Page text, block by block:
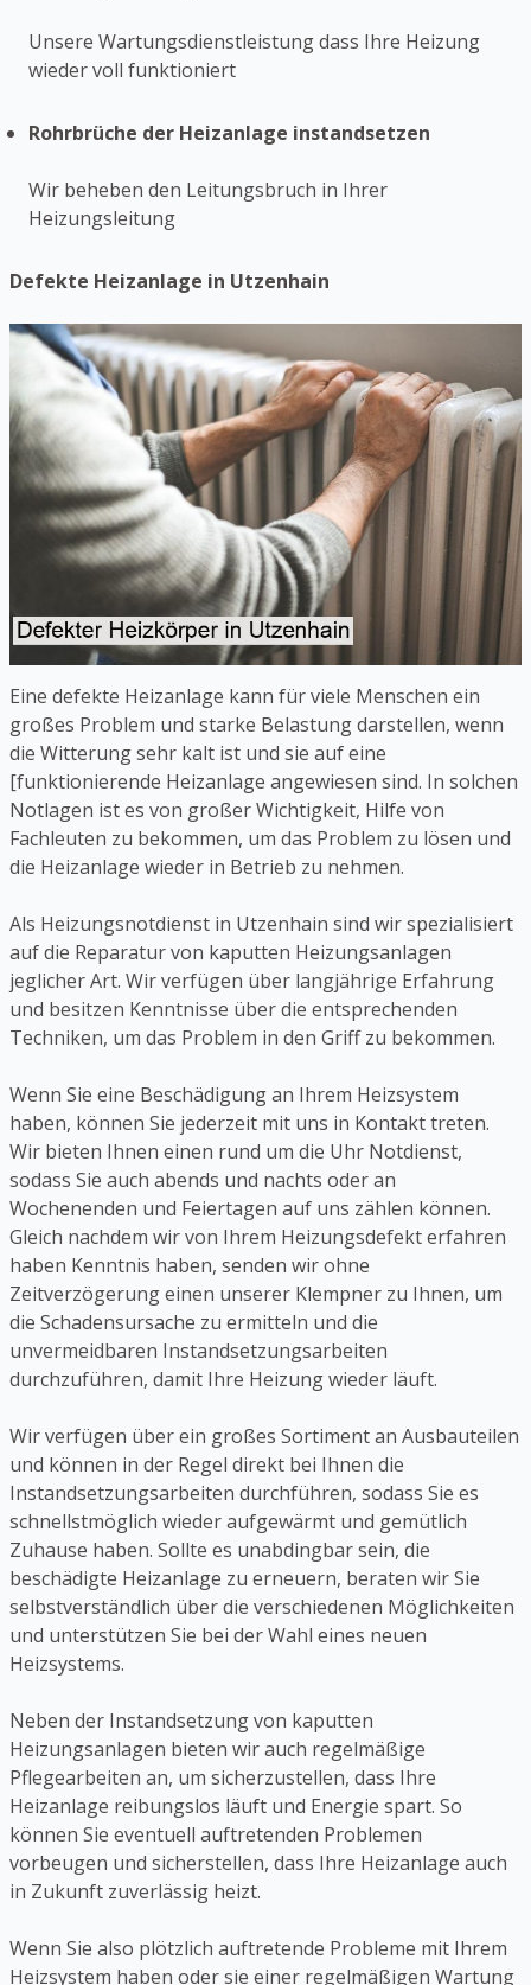
Unsere Wartungsdienstleistung dass Ihre Heizung
wieder voll funktioniert
Rohrbrüche der Heizanlage instandsetzen
Wir beheben den Leitungsbruch in Ihrer
Heizungsleitung
Defekte Heizanlage in Utzenhain
Eine defekte Heizanlage kann für viele Menschen ein
großes Problem und starke Belastung darstellen, wenn
die Witterung sehr kalt ist und sie auf eine
[funktionierende Heizanlage angewiesen sind. In solchen
Notlagen ist es von großer Wichtigkeit, Hilfe von
Fachleuten zu bekommen, um das Problem zu lösen und
die Heizanlage wieder in Betrieb zu nehmen.
Als Heizungsnotdienst in Utzenhain sind wir spezialisiert
auf die Reparatur von kaputten Heizungsanlagen
jeglicher Art. Wir verfügen über langjährige Erfahrung
und besitzen Kenntnisse über die entsprechenden
Techniken, um das Problem in den Griff zu bekommen.
Wenn Sie eine Beschädigung an Ihrem Heizsystem
haben, können Sie jederzeit mit uns in Kontakt treten.
Wir bieten Ihnen einen rund um die Uhr Notdienst,
sodass Sie auch abends und nachts oder an
Wochenenden und Feiertagen auf uns zählen können.
Gleich nachdem wir von Ihrem Heizungsdefekt erfahren
haben Kenntnis haben, senden wir ohne
Zeitverzögerung einen unserer Klempner zu Ihnen, um
die Schadensursache zu ermitteln und die
unvermeidbaren Instandsetzungsarbeiten
durchzuführen, damit Ihre Heizung wieder läuft.
Wir verfügen über ein großes Sortiment an Ausbauteilen
und können in der Regel direkt bei Ihnen die
Instandsetzungsarbeiten durchführen, sodass Sie es
schnellstmöglich wieder aufgewärmt und gemütlich
Zuhause haben. Sollte es unabdingbar sein, die
beschädigte Heizanlage zu erneuern, beraten wir Sie
selbstverständlich über die verschiedenen Möglichkeiten
und unterstützen Sie bei der Wahl eines neuen
Heizsystems.
Neben der Instandsetzung von kaputten
Heizungsanlagen bieten wir auch regelmäßige
Pflegearbeiten an, um sicherzustellen, dass Ihre
Heizanlage reibungslos läuft und Energie spart. So
können Sie eventuell auftretenden Problemen
vorbeugen und sicherstellen, dass Ihre Heizanlage auch
in Zukunft zuverlässig heizt.
Wenn Sie also plötzlich auftretende Probleme mit Ihrem
Heizsystem haben oder sie einer regelmäßigen Wartung